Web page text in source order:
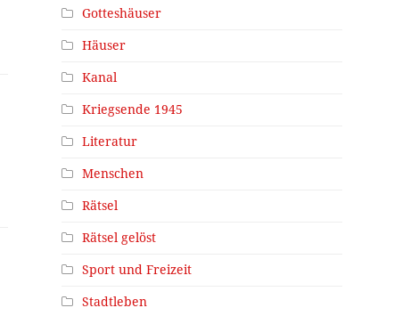
Gotteshäuser
Häuser
Kanal
Kriegsende 1945
Literatur
Menschen
Rätsel
Rätsel gelöst
Sport und Freizeit
Stadtleben